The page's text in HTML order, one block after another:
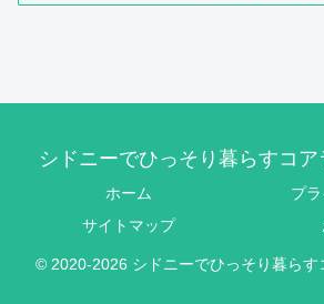
シドニーでひっそり暮らすコ
ホーム
プ
サイトマップ
© 2020-2026 シドニーでひっそり暮らす